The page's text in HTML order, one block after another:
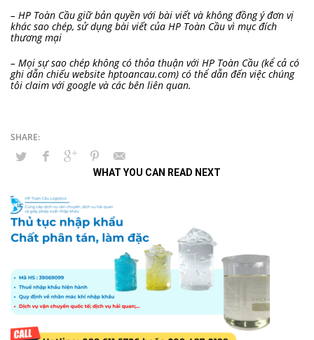
– HP Toàn Cầu giữ bản quyền với bài viết và không đồng ý đơn vị
khác sao chép, sử dụng bài viết của HP Toàn Cầu vì mục đích
thương mại
– Mọi sự sao chép không có thỏa thuận với HP Toàn Cầu (kể cả có
ghi dẫn chiếu website hptoancau.com) có thể dẫn đến việc chúng
tôi claim với google và các bên liên quan.
WHAT YOU CAN READ NEXT